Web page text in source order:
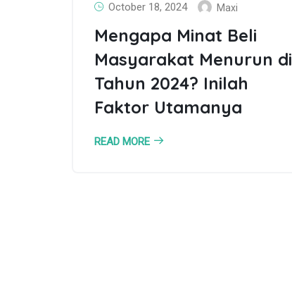
October 18, 2024 Maxi
Mengapa Minat Beli
Masyarakat Menurun di
Tahun 2024? Inilah
Faktor Utamanya
READ MORE